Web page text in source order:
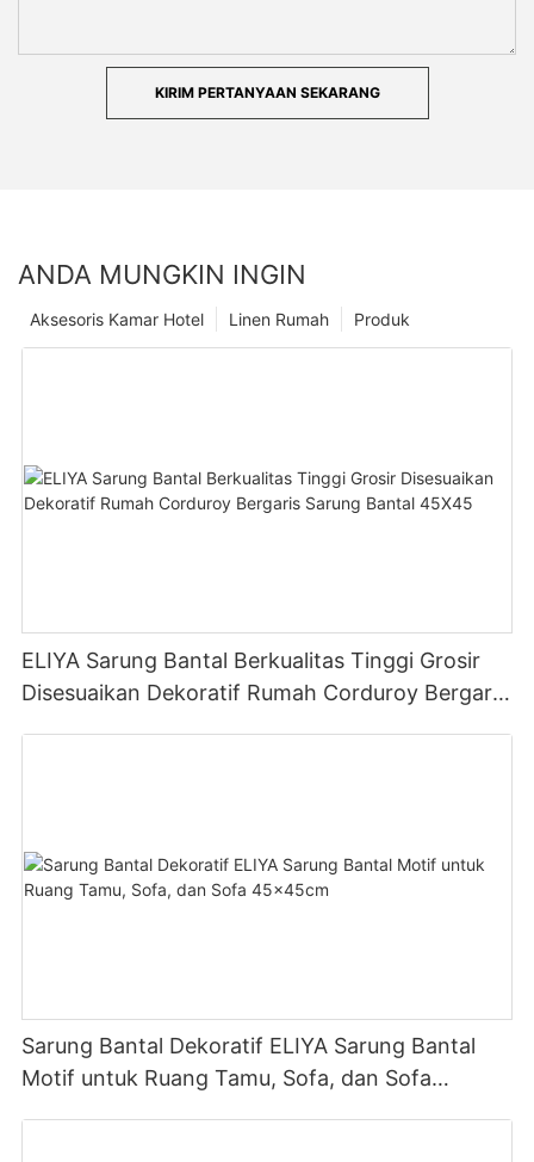
KIRIM PERTANYAAN SEKARANG
ANDA MUNGKIN INGIN
Produk
Linen Rumah
Aksesoris Kamar Hotel
ELIYA Sarung Bantal Berkualitas Tinggi Grosir
Disesuaikan Dekoratif Rumah Corduroy Bergaris
Sarung Bantal Dekoratif ELIYA Sarung Bantal
Motif untuk Ruang Tamu, Sofa, dan Sofa